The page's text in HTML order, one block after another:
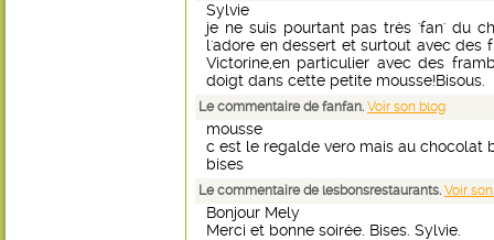
Sylvie
je ne suis pourtant pas très 'fan' du
l'adore en dessert et surtout avec des
Victorine,en particulier avec des
doigt dans cette petite mousse!Bisous.
Le commentaire de fanfan. Voir son blog
mousse
c est le regalde vero mais au chocolat
bises
Le commentaire de lesbonsrestaurants. Voir
Bonjour Mely
Merci et bonne soirée. Bises. Sylvie.